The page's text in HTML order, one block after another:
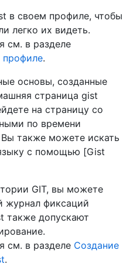
в своем профиле, чтобы
легко их видеть.
см. в разделе
профиле.
основы, созданные
страница gist
на страницу со
по времени
также можете искать
с помощью [Gist
GIT, вы можете
журнал фиксаций
также допускают
см. в разделе Создание
.